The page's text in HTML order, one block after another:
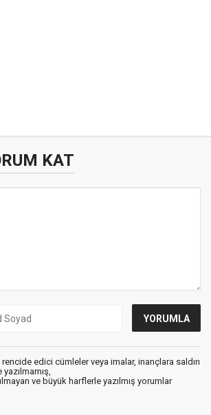
KAT
edici cümleler veya imalar, inançlara saldırı
ve büyük harflerle yazılmış yorumlar